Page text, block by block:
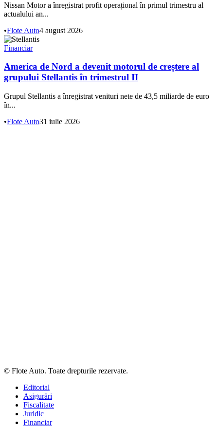
Nissan Motor a înregistrat profit operațional în primul trimestru al
actualului an...
•Flote Auto4 august 2026
Financiar
America de Nord a devenit motorul de creștere al
grupului Stellantis în trimestrul II
Grupul Stellantis a înregistrat venituri nete de 43,5 miliarde de euro
în...
•Flote Auto31 iulie 2026
© Flote Auto. Toate drepturile rezervate.
Editorial
Asigurări
Fiscalitate
Juridic
Financiar